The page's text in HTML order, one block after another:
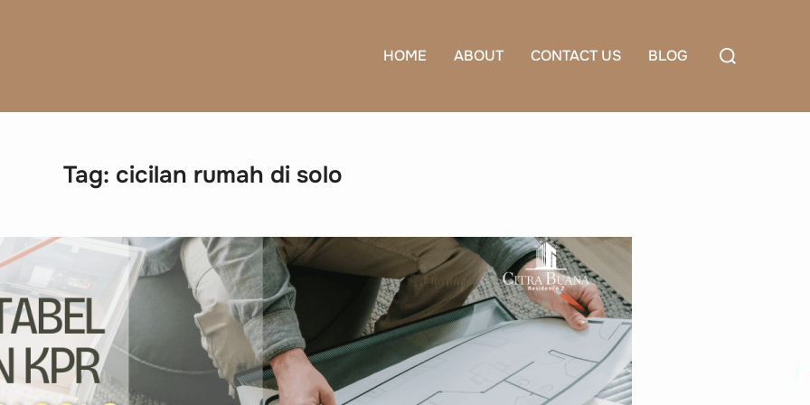
HOME ABOUT CONTACT US BLOG
Search
Tag: cicilan rumah di solo